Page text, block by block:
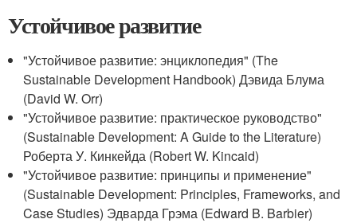
Устойчивое развитие
"Устойчивое развитие: энциклопедия" (The
Sustainable Development Handbook) Дэвида Блума
(David W. Orr)
"Устойчивое развитие: практическое руководство"
(Sustainable Development: A Guide to the Literature)
Роберта У. Кинкейда (Robert W. Kincaid)
"Устойчивое развитие: принципы и применение"
(Sustainable Development: Principles, Frameworks, and
Case Studies) Эдварда Грэма (Edward B. Barbier)